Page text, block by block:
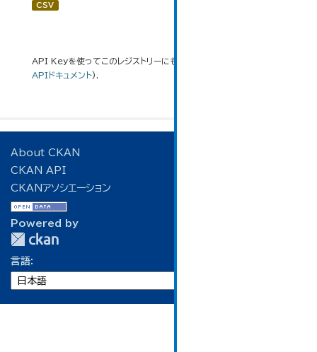
CSV
API Keyを使ってこのレジストリーにもアクセス可能です
APIドキュメント).
About CKAN
CKAN API
CKANアソシエーション
Powered by
言語